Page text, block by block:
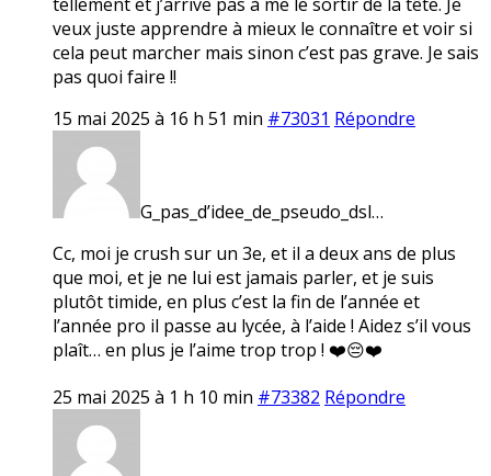
veux juste apprendre à mieux le connaître et voir si
cela peut marcher mais sinon c’est pas grave. Je sais
pas quoi faire !!
15 mai 2025 à 16 h 51 min #73031 Répondre
G_pas_d’idee_de_pseudo_dsl…
Cc, moi je crush sur un 3e, et il a deux ans de plus
que moi, et je ne lui est jamais parler, et je suis
plutôt timide, en plus c’est la fin de l’année et
l’année pro il passe au lycée, à l’aide ! Aidez s’il vous
plaît… en plus je l’aime trop trop ! ❤️😔❤️
25 mai 2025 à 1 h 10 min #73382 Répondre